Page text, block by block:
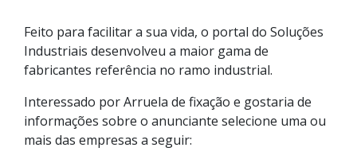
Feito para facilitar a sua vida, o portal do Soluções
Industriais desenvolveu a maior gama de
fabricantes referência no ramo industrial.
Interessado por Arruela de fixação e gostaria de
informações sobre o anunciante selecione uma ou
mais das empresas a seguir: